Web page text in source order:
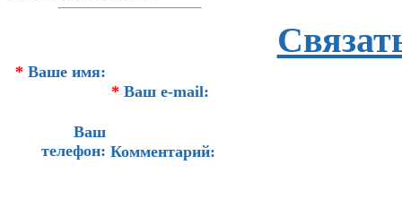
* Ваше имя:
* Ваш e-mail:
Ваш
телефон: Комментарий: